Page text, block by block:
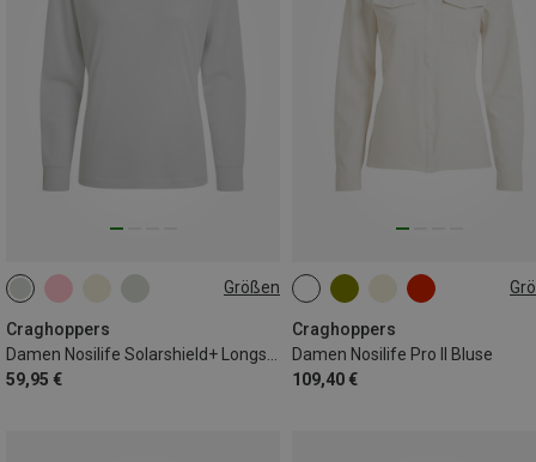
Größen
Craghoppers
59,95 €
XS M
Craghoppers
Damen Nosilife Pro II Bluse
109,40 €